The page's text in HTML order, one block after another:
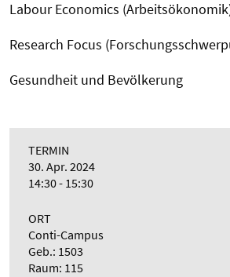
Labour Economics
Research Focus
Gesundheit und Bevölkerung
TERMIN
30. Apr. 2024
14:30 - 15:30
ORT
Conti-Campus
Geb.: 1503
Raum: 115